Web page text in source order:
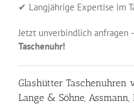
✔ Langjährige Expertise im
Jetzt unverbindlich anfragen
Taschenuhr!
Glashütter Taschenuhren
Lange & Söhne, Assmann,